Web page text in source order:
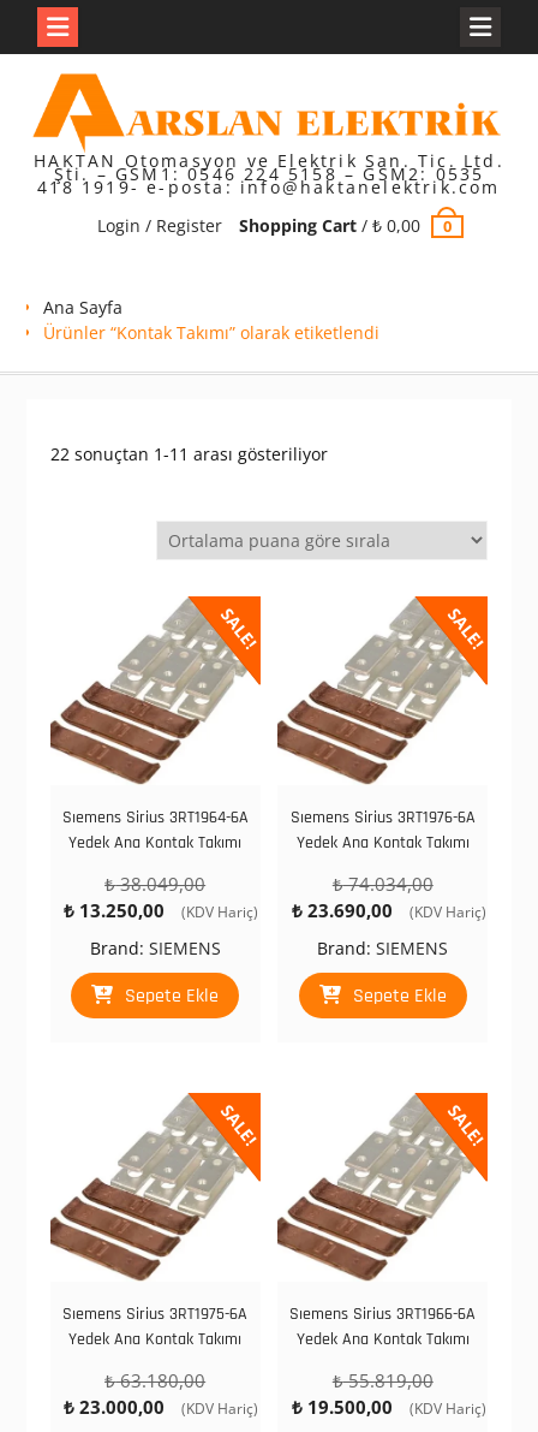
content
HAKTAN Otomasyon ve Elektrik San. Tic. Ltd.
Şti. – GSM1: 0546 224 5158 – GSM2: 0535
418 1919- e-posta: info@haktanelektrik.com
Login / Register
Shopping Cart/ ₺0,00 0
Ana Sayfa
Ürünler “Kontak Takımı” olarak etiketlendi
22 sonuçtan 1-11 arası gösteriliyorEn
göre
SALE!
Sıemens Sirius 3RT1964-6A
Yedek Ana Kontak Takımı
₺38.049,00Orijinal
fiyat:
₺ 13.250,00
Şu
fiyat:
₺ 13.250,00.
(KDV Hariç)
Brand: SIEMENS
Sepete Ekle
SALE!
Sıemens Sirius 3RT1976-6A
Yedek Ana Kontak Takımı
₺74.034,00Orijinal
fiyat:
₺23.690,00
Şu
fiyat:
₺ 23.690,00.
(KDV Hariç)
Brand:SIEMENS
Sepete Ekle
SALE!
Sıemens Sirius 3RT1975-6A
Yedek Ana Kontak Takımı
₺63.180,00Orijinal
fiyat:
₺ 23.000,00
Şu
(KDV Hariç)
SALE!
Sıemens Sirius 3RT1966-6A
Yedek Ana Kontak Takımı
₺55.819,00Orijinal
fiyat:
₺19.500,00
Şu
(KDV Hariç)